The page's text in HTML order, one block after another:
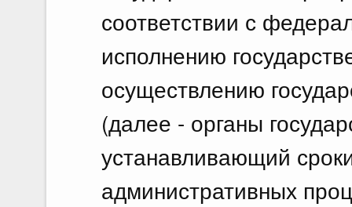
соответствии с
исполнению
осуществлению
(далее - органы
устанавливающий
административных